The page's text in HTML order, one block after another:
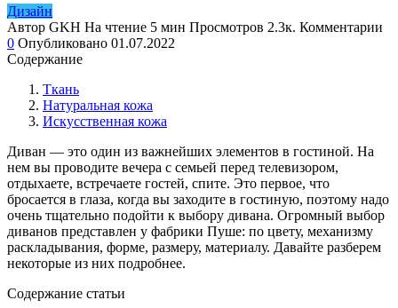
Дизайн
Автор GKH На чтение 5 мин Просмотров 2.3к. Комментарии
0 Опубликовано 01.07.2022
Содержание
Ткань
Натуральная кожа
Искусственная кожа
Диван — это один из важнейших элементов в гостиной. На
нем вы проводите вечера с семьей перед телевизором,
отдыхаете, встречаете гостей, спите. Это первое, что
бросается в глаза, когда вы заходите в гостиную, поэтому надо
очень тщательно подойти к выбору дивана. Огромный выбор
диванов представлен у фабрики Пуше: по цвету, механизму
раскладывания, форме, размеру, материалу. Давайте разберем
некоторые из них подробнее.
Содержание статьи